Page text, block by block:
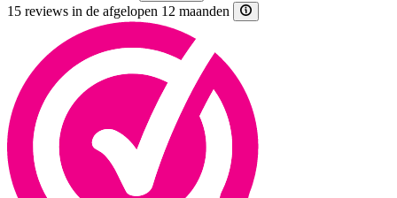
15 reviews in de afgelopen 12 maanden